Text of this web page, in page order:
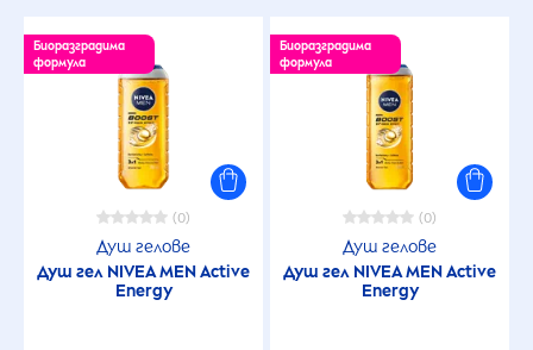
Биоразградима
формула
(0)
Душ гелове
Душ гел NIVEAMENActive
Energy
Биоразградима
формула
(0)
Душ гелове
Душ гел NIVEAMENActive
Energy